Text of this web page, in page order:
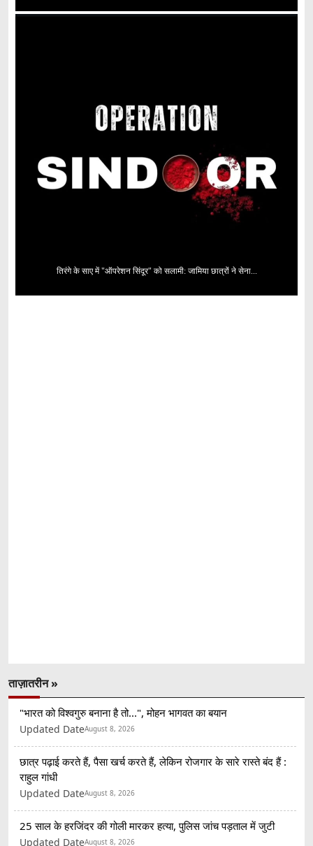
तिरंगे के साए में "ऑपरेशन सिंदूर" को सलामी: जामिया छात्रों ने सेना...
ताज़ातरीन »
"भारत को विश्वगुरु बनाना है तो...", मोहन भागवत का बयान
Updated DateAugust 8, 2026
छात्र पढ़ाई करते हैं, पैसा खर्च करते हैं, लेकिन रोजगार के सारे रास्ते बंद हैं :
राहुल गांधी
Updated DateAugust 8, 2026
25 साल के हरजिंदर की गोली मारकर हत्या, पुलिस जांच पड़ताल में जुटी
Updated DateAugust 8, 2026